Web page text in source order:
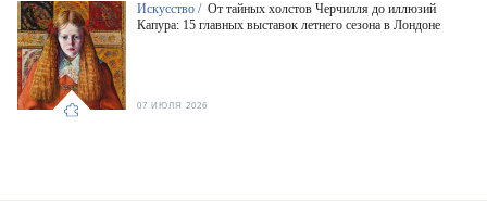
Искусство / От тайных холстов Черчилля до иллюзий
Капура: 15 главных выставок летнего сезона в Лондоне
07 ИЮЛЯ 2026